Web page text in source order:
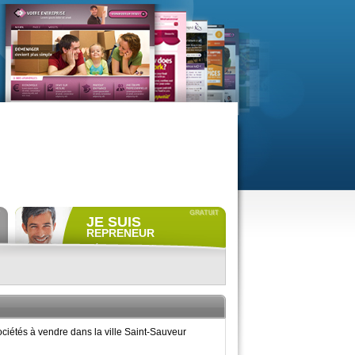
JE SUIS
REPRENEUR
Déposer gratuitementune
ACCÈS REPRENEUR
à vendre dans la ville Saint-Sauveur